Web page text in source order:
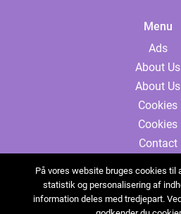
Menu
Ads
About Us
About Us
Cookies
Cookies
Contact
Sitemap
Sitemap
På vores website bruges cookies til
statistik og personalisering af
information deles med tredjepart.